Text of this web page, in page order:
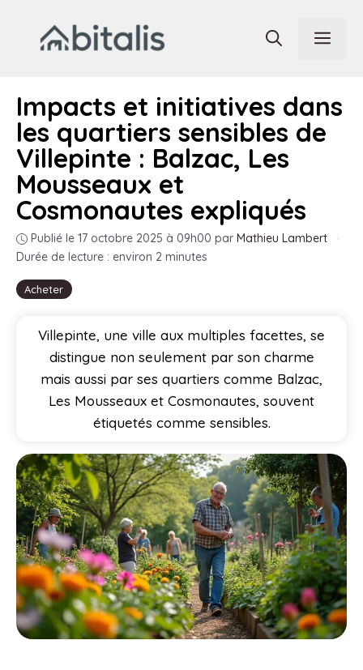
contenu
Acheter
Impacts et initiatives dans
les quartiers sensibles de
Villepinte : Balzac, Les
Mousseaux et
Cosmonautes expliqués
Publié le 17 octobre 2025 à 09h00 par Mathieu Lambert
·
Durée de lecture : environ 2 minutes
Villepinte, une ville aux multiples facettes, se
distingue non seulement par son charme
mais aussi par ses quartiers comme Balzac,
Les Mousseaux et Cosmonautes, souvent
étiquetés comme sensibles.